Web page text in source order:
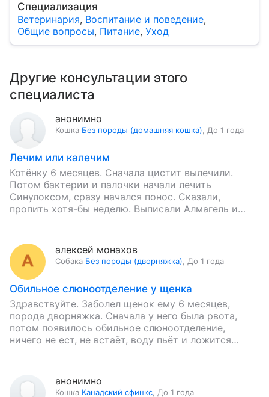
Специализация
Ветеринария, Воспитание и поведение,
Общие вопросы, Питание, Уход
Другие консультации этого
специалиста
анонимно
Кошка Без породы (домашняя кошка) До 1 года
Лечим или калечим
Котёнку 6 месяцев. Сначала цистит вылечили.
Потом бактерии и палочки начали лечить
Синулоксом, сразу начался понос. Сказали,
пропить хотя-бы неделю. Выписали Алмагель и
алексей монахов
Собака Без породы (дворняжка) До 1 года
Обильное слюноотделение у щенка
Здравствуйте. Заболел щенок ему 6 месяцев,
порода дворняжка. Сначала у него была рвота,
потом появилось обильное слюноотделение,
ничего не ест, не встаёт, воду пьёт и ложится
анонимно
Кошка Канадский сфинкс До 1 года